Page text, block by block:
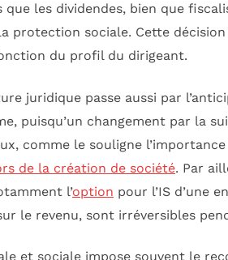
que les dividendes, bien que
protection sociale. Cette décision
du profil du dirigeant.
juridique passe aussi par
puisqu’un changement par la
comme le souligne l’importance
de la création de société. Par
l’option pour l’IS d’une
le revenu, sont irréversibles
et sociale impose souvent le